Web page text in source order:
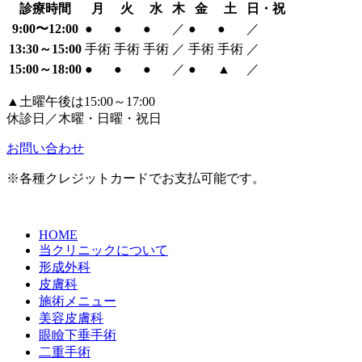
診療時間 月 火 水 木 金 土
日・祝
9:00〜12:00 ● ● ● ／ ● ●
／
13:30～15:00 手術 手術 手術 ／ 手術 手術 ／
15:00～18:00 ● ● ● ／ ● ▲ ／
▲土曜午後は15:00～17:00
休診日／木曜・日曜・祝日
お問い合わせ
※各種クレジットカードでお支払可能です。
HOME
当クリニックについて
形成外科
皮膚科
施術メニュー
美容皮膚科
眼瞼下垂手術
二重手術